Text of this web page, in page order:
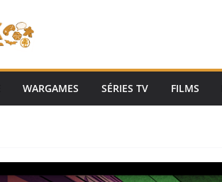
WARGAMES SÉRIES TV FILMS